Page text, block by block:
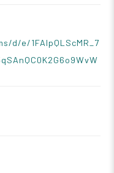
d/e/1FAIpQLScMR_7